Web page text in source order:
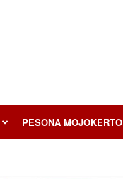
PESONA MOJOKERTO